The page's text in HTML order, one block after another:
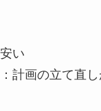
い
計画の立て直